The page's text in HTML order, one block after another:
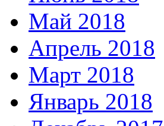
Май 2018
Апрель 2018
Март 2018
Январь 2018